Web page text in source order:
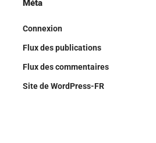
Méta
Connexion
Flux des publications
Flux des commentaires
Site de WordPress-FR